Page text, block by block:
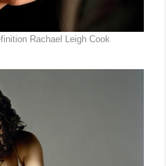
Rachael Leigh Cook